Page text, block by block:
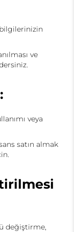
ve
veya
satın almak
değiştirme,